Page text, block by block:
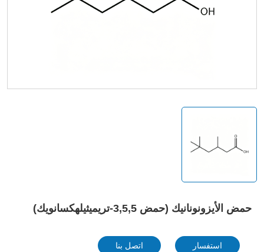
حمض الأيزونونانيك (حمض 3,5,5-تريميثيلهكسانويك)
استفسار اتصل بنا